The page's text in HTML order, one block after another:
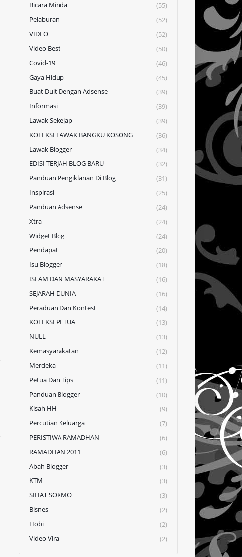
Bicara Minda
(55)
Pelaburan
(52)
VIDEO
(52)
Video Best
(50)
Covid-19
(46)
Gaya Hidup
(45)
Buat Duit Dengan Adsense
(39)
Informasi
(39)
Lawak Sekejap
(39)
KOLEKSI LAWAK BANGKU KOSONG
(36)
Lawak Blogger
(34)
EDISI TERJAH BLOG BARU
(32)
Panduan Pengiklanan Di Blog
(31)
Inspirasi
(25)
Panduan Adsense
(24)
Xtra
(24)
Widget Blog
(24)
Pendapat
(20)
Isu Blogger
(18)
ISLAM DAN MASYARAKAT
(16)
SEJARAH DUNIA
(16)
Peraduan Dan Kontest
(14)
KOLEKSI PETUA
(13)
NULL
(13)
Kemasyarakatan
(12)
Merdeka
(11)
Petua Dan Tips
(11)
Panduan Blogger
(10)
Kisah HH
(9)
Percutian Keluarga
(7)
PERISTIWA RAMADHAN
(6)
RAMADHAN 2011
(6)
Abah Blogger
(3)
KTM
(3)
SIHAT SOKMO
(3)
Bisnes
(2)
Hobi
(2)
Video Viral
(2)